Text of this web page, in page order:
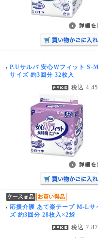
P.Uサルバ 安心Ｗフィット S-
サイズ 約3回分 32枚入
税込
応援介護 あて楽テープ M-Lサ
ズ 約3回分 28枚入×2袋
税込